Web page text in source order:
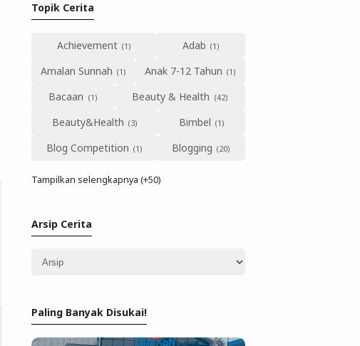
Topik Cerita
Achievement
Adab
Amalan Sunnah
Anak 7-12 Tahun
Bacaan
Beauty & Health
Beauty&Health
Bimbel
Blog Competition
Blogging
Tampilkan selengkapnya (+50)
Arsip Cerita
Paling Banyak Disukai!